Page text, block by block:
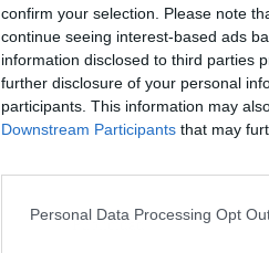
confirm your selection. Please note
continue seeing interest-based ads
information disclosed to third parties
further disclosure of your personal
participants. This information may
Downstream Participants that may
Personal Data Processing Opt
Publicidad